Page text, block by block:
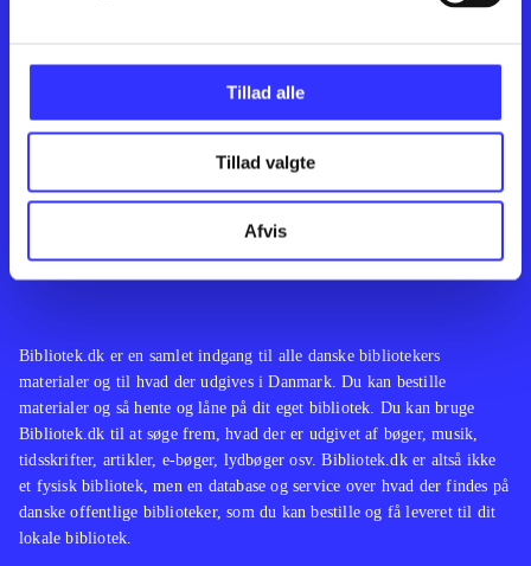
Tillad alle
Tillad valgte
Afvis Feedback
Bibliotek.dk er en samlet indgang til alle danske bibliotekers
materialer og til hvad der udgives i Danmark. Du kan bestille
materialer og så hente og låne på dit eget bibliotek. Du kan bruge
Bibliotek.dk til at søge frem, hvad der er udgivet af bøger, musik,
tidsskrifter, artikler, e-bøger, lydbøger osv. Bibliotek.dk er altså ikke
et fysisk bibliotek, men en database og service over hvad der findes på
danske offentlige biblioteker, som du kan bestille og få leveret til dit
lokale bibliotek.
Kontakt os
English
Artikler
Film
Musik
Noder